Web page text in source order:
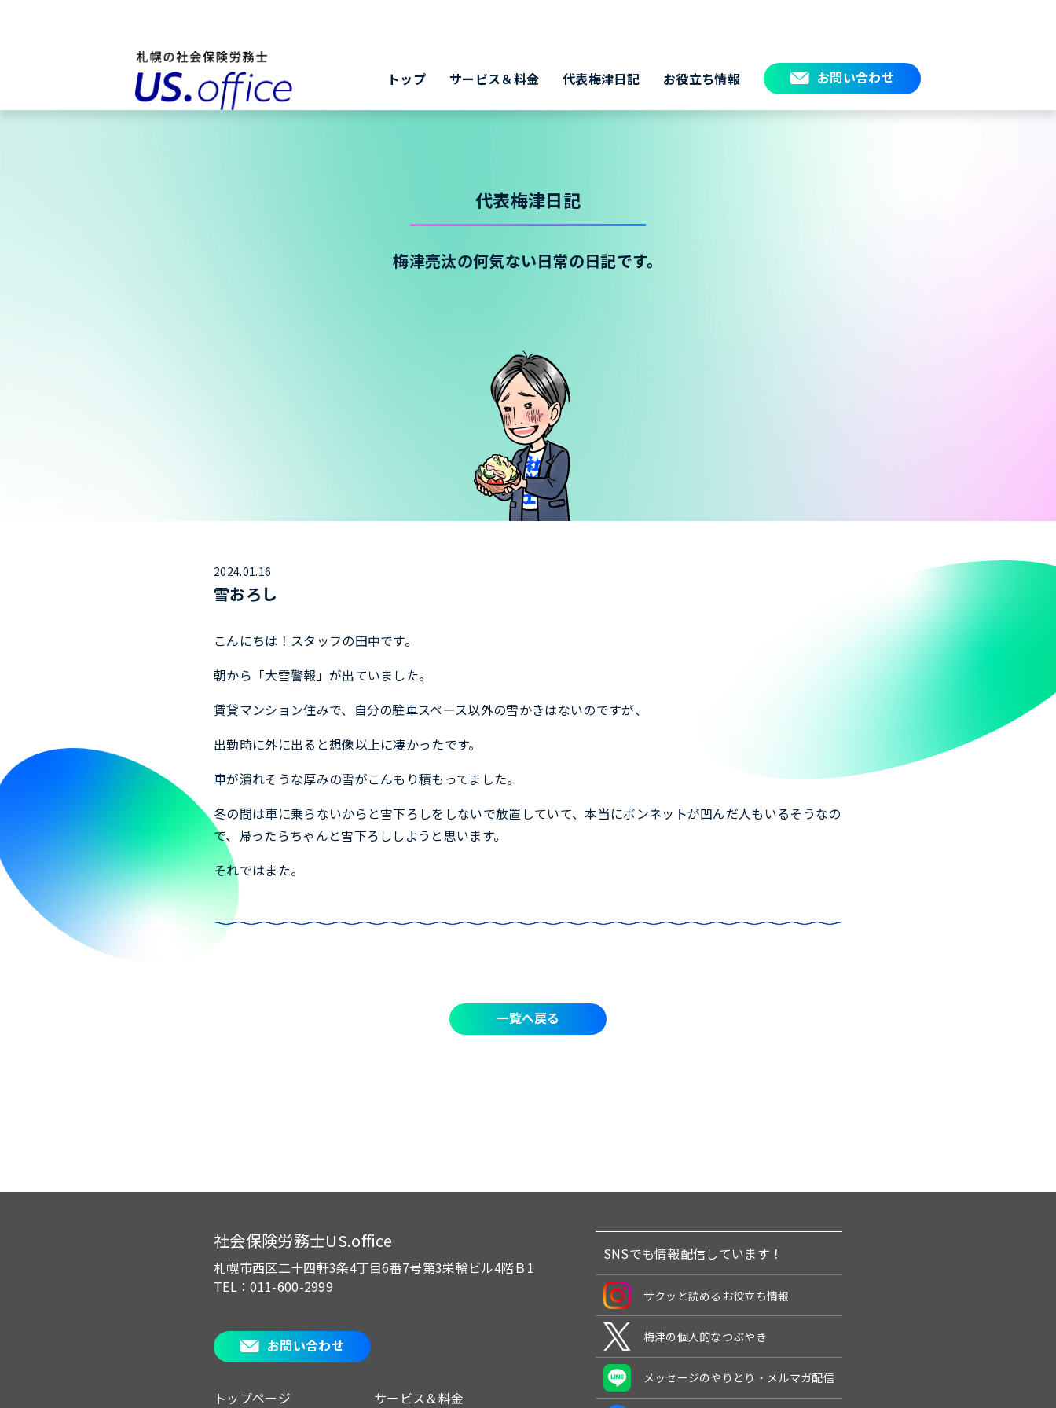
トップ サービス＆料金 代表梅津日記 お役立ち情報 お問い合わせ
代表梅津日記
梅津亮汰の何気ない日常の日記です。
2024.01.16
雪おろし
こんにちは！スタッフの田中です。
朝から「大雪警報」が出ていました。
賃貸マンション住みで、自分の駐車スペース以外の雪かきはないのですが、
出勤時に外に出ると想像以上に凄かったです。
車が潰れそうな厚みの雪がこんもり積もってました。
冬の間は車に乗らないからと雪下ろしをしないで放置していて、本当にボンネットが凹んだ人もいるそうなの
で、帰ったらちゃんと雪下ろししようと思います。
それではまた。
一覧へ戻る
社会保険労務士US.office
札幌市西区二十四軒3条4丁目6番7号第3栄輪ビル4階Ｂ1
TEL：011-600-2999
お問い合わせ
トップページ サービス＆料金
SNSでも情報配信しています！
サクッと読めるお役立ち情報
梅津の個人的なつぶやき
メッセージのやりとり・メルマガ配信